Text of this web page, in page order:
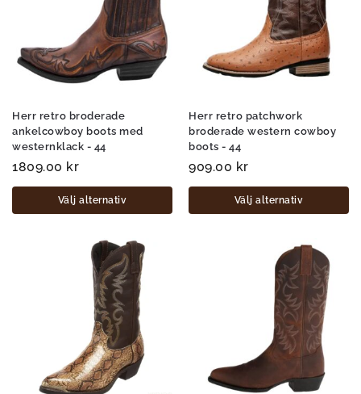
Herr retro broderade
ankelcowboy boots med
westernklack - 44
1809.00 kr
Välj alternativ
Herr retro patchwork
broderade western cowboy
boots - 44
909.00 kr
Välj alternativ